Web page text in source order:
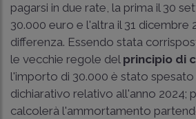
pagarsi in due rate, la prima il 30
30.000 euro e l'altra il 31 dicembre
differenza. Essendo stata
le vecchie regole del principio di
l'importo di 30.000 è stato
dichiarativo relativo all'anno 2024;
calcolerà l'ammortamento